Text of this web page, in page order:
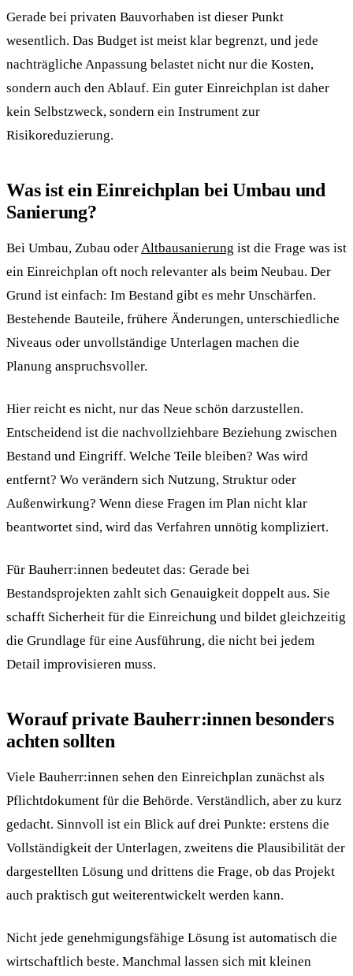
Gerade bei privaten Bauvorhaben ist dieser Punkt
wesentlich. Das Budget ist meist klar begrenzt, und jede
nachträgliche Anpassung belastet nicht nur die Kosten,
sondern auch den Ablauf. Ein guter Einreichplan ist daher
kein Selbstzweck, sondern ein Instrument zur
Risikoreduzierung.
Was ist ein Einreichplan bei Umbau und
Sanierung?
Bei Umbau, Zubau oderAltbausanierung ist die Frage was ist
ein Einreichplan oft noch relevanter als beim Neubau. Der
Grund ist einfach: Im Bestand gibt es mehr Unschärfen.
Bestehende Bauteile, frühere Änderungen, unterschiedliche
Niveaus oder unvollständige Unterlagen machen die
Planung anspruchsvoller.
Hier reicht es nicht, nur das Neue schön darzustellen.
Entscheidend ist die nachvollziehbare Beziehung zwischen
Bestand und Eingriff. Welche Teile bleiben? Was wird
entfernt? Wo verändern sich Nutzung, Struktur oder
Außenwirkung? Wenn diese Fragen im Plan nicht klar
beantwortet sind, wird das Verfahren unnötig kompliziert.
Für Bauherr:innen bedeutet das: Gerade bei
Bestandsprojekten zahlt sich Genauigkeit doppelt aus. Sie
schafft Sicherheit für die Einreichung und bildet gleichzeitig
die Grundlage für eine Ausführung, die nicht bei jedem
Detail improvisieren muss.
Worauf private Bauherr:innen besonders
achten sollten
Viele Bauherr:innen sehen den Einreichplan zunächst als
Pflichtdokument für die Behörde. Verständlich, aber zu kurz
gedacht. Sinnvoll ist ein Blick auf drei Punkte: erstens die
Vollständigkeit der Unterlagen, zweitens die Plausibilität der
dargestellten Lösung und drittens die Frage, ob das Projekt
auch praktisch gut weiterentwickelt werden kann.
Nicht jede genehmigungsfähige Lösung ist automatisch die
wirtschaftlich beste. Manchmal lassen sich mit kleinen